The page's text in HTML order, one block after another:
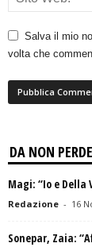
Salva il mio
volta che
DA NON
Magi: “Io e
Redazione - 16
Sonepar, Zaia: